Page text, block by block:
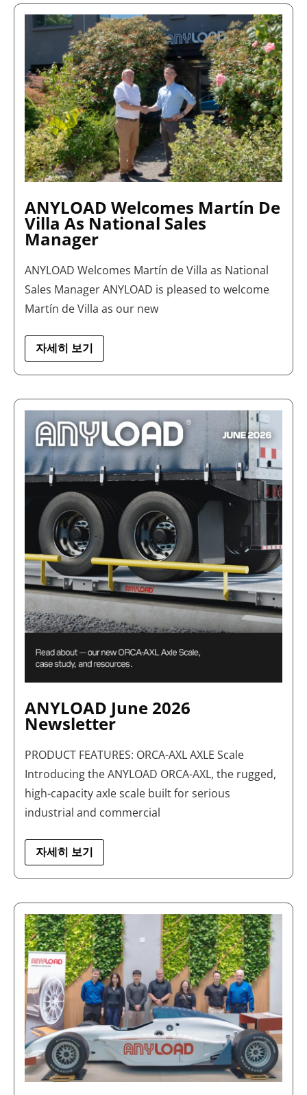
ANYLOAD Welcomes Martín De
Villa As National Sales
Manager
ANYLOAD Welcomes Martín de Villa as National
Sales Manager ANYLOAD is pleased to welcome
Martín de Villa as our new
ANYLOAD
WELCOMES
MARTÍN
VILLA
AS
NATIONAL
SALES
MANAGER
자세히 보기
ANYLOAD June 2026
Newsletter
PRODUCT FEATURES: ORCA-AXL AXLE Scale
Introducing the ANYLOAD ORCA-AXL, the rugged,
high-capacity axle scale built for serious
industrial and commercial
ANYLOAD
JUNE
2026
NEWSLETTER
자세히 보기
ANYLOAD
HOSTS
MIDWEST
PRODUCT
FAIR
FOR
DEALERS
AND
SYSTEMS
INTEGRATORS